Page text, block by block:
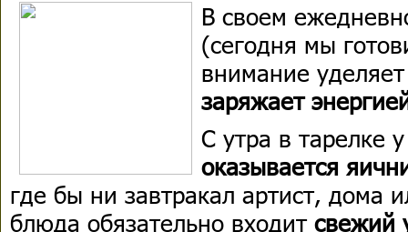
В своем
(сегодня мы
внимание
заряжает
С утра в тарелке
оказывается
где бы ни завтракал артист, дома
блюда обязательно входит свежий